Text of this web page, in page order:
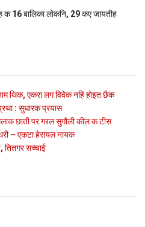
क 16 बालिका लोकनि, 29 कए जायतीह
थिक, एकरा लग विवेक नहि होइत छैक
: सुधारक प्रयास
छाती पर गरल सुगौली कील क टीस
– एकटा हेरायल नायक
तितगर सच्‍चाई